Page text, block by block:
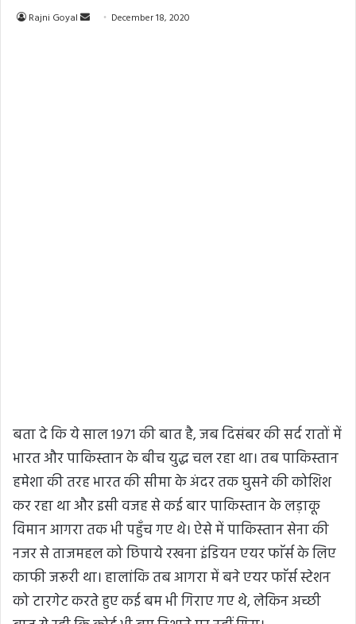
Rajni Goyal December 18, 2020
बता दे कि ये साल 1971 की बात है, जब दिसंबर की सर्द रातों में
भारत और पाकिस्तान के बीच युद्ध चल रहा था। तब पाकिस्तान
हमेशा की तरह भारत की सीमा के अंदर तक घुसने की कोशिश
कर रहा था और इसी वजह से कई बार पाकिस्तान के लड़ाकू
विमान आगरा तक भी पहुँच गए थे। ऐसे में पाकिस्तान सेना की
नजर से ताजमहल को छिपाये रखना इंडियन एयर फाॅर्स के लिए
काफी जरूरी था। हालांकि तब आगरा में बने एयर फाॅर्स स्टेशन
को टारगेट करते हुए कई बम भी गिराए गए थे, लेकिन अच्छी